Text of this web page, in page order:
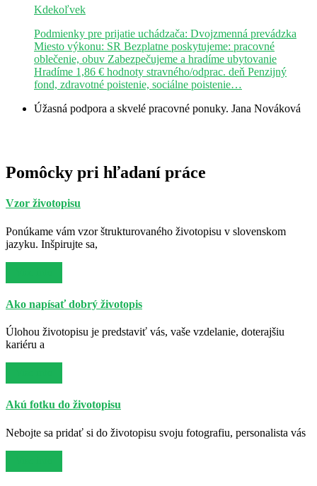
Kdekoľvek
Podmienky pre prijatie uchádzača: Dvojzmenná prevádzka
Miesto výkonu: SR Bezplatne poskytujeme: pracovné
oblečenie, obuv Zabezpečujeme a hradíme ubytovanie
Hradíme 1,86 € hodnoty stravného/odprac. deň Penzijný
fond, zdravotné poistenie, sociálne poistenie…
Úžasná podpora a skvelé pracovné ponuky. Jana Nováková
Pomôcky pri hľadaní práce
Vzor životopisu
Ponúkame vám vzor štrukturovaného životopisu v slovenskom
jazyku. Inšpirujte sa,
Ako napísať dobrý životopis
Úlohou životopisu je predstaviť vás, vaše vzdelanie, doterajšiu
kariéru a
Akú fotku do životopisu
Nebojte sa pridať si do životopisu svoju fotografiu, personalista vás